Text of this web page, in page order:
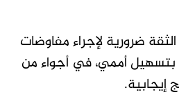
الثقة ضرورية لإجراء مفاوضات
بتسهيل أممي، في أجواء من
إيجابية.